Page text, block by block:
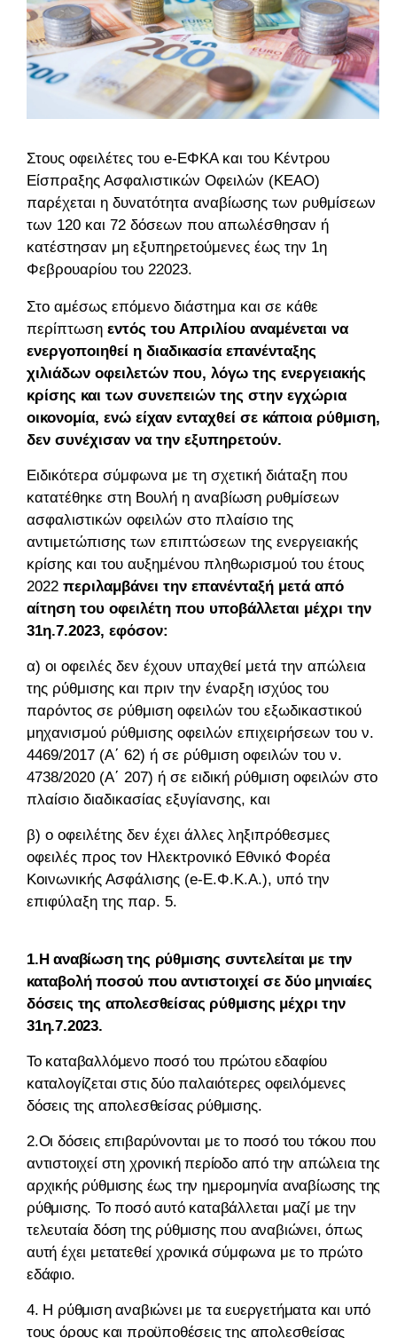
Στους οφειλέτες του e-ΕΦΚΑ και του Κέντρου
Είσπραξης Ασφαλιστικών Οφειλών (ΚΕΑΟ)
παρέχεται η δυνατότητα αναβίωσης των ρυθμίσεων
των 120 και 72 δόσεων που απωλέσθησαν ή
κατέστησαν μη εξυπηρετούμενες έως την 1η
Φεβρουαρίου του 22023.
Στο αμέσως επόμενο διάστημα και σε κάθε
περίπτωση εντός του Απριλίου αναμένεται να
ενεργοποιηθεί η διαδικασία επανένταξης
χιλιάδων οφειλετών που, λόγω της ενεργειακής
κρίσης και των συνεπειών της στην εγχώρια
οικονομία, ενώ είχαν ενταχθεί σε κάποια ρύθμιση,
δεν συνέχισαν να την εξυπηρετούν.
Ειδικότερα σύμφωνα με τη σχετική διάταξη που
κατατέθηκε στη Βουλή η αναβίωση ρυθμίσεων
ασφαλιστικών οφειλών στο πλαίσιο της
αντιμετώπισης των επιπτώσεων της ενεργειακής
κρίσης και του αυξημένου πληθωρισμού του έτους
2022 περιλαμβάνει την επανένταξή μετά από
αίτηση του οφειλέτη που υποβάλλεται μέχρι την
31η.7.2023, εφόσον:
α) οι οφειλές δεν έχουν υπαχθεί μετά την απώλεια
της ρύθμισης και πριν την έναρξη ισχύος του
παρόντος σε ρύθμιση οφειλών του εξωδικαστικού
μηχανισμού ρύθμισης οφειλών επιχειρήσεων του ν.
4469/2017 (Α΄ 62) ή σε ρύθμιση οφειλών του ν.
4738/2020 (Α΄ 207) ή σε ειδική ρύθμιση οφειλών στο
πλαίσιο διαδικασίας εξυγίανσης, και
β) ο οφειλέτης δεν έχει άλλες ληξιπρόθεσμες
οφειλές προς τον Ηλεκτρονικό Εθνικό Φορέα
Κοινωνικής Ασφάλισης (e-Ε.Φ.Κ.Α.), υπό την
επιφύλαξη της παρ. 5.
1.Η αναβίωση της ρύθμισης συντελείται με την
καταβολή ποσού που αντιστοιχεί σε δύο μηνιαίες
δόσεις της απολεσθείσας ρύθμισης μέχρι την
31η.7.2023.
Το καταβαλλόμενο ποσό του πρώτου εδαφίου
καταλογίζεται στις δύο παλαιότερες οφειλόμενες
δόσεις της απολεσθείσας ρύθμισης.
2.Οι δόσεις επιβαρύνονται με το ποσό του τόκου που
αντιστοιχεί στη χρονική περίοδο από την απώλεια της
αρχικής ρύθμισης έως την ημερομηνία αναβίωσης της
ρύθμισης. Το ποσό αυτό καταβάλλεται μαζί με την
τελευταία δόση της ρύθμισης που αναβιώνει, όπως
αυτή έχει μετατεθεί χρονικά σύμφωνα με το πρώτο
εδάφιο.
4. Η ρύθμιση αναβιώνει με τα ευεργετήματα και υπό
τους όρους και προϋποθέσεις της απολεσθείσας